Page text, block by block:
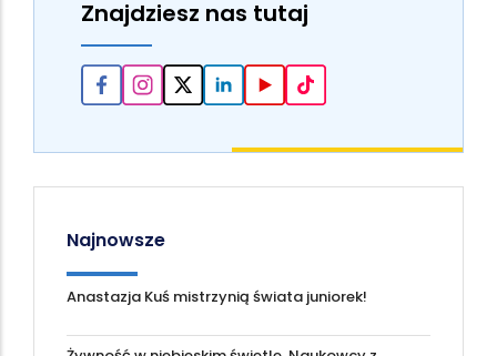
Znajdziesz nas tutaj
Najnowsze
Anastazja Kuś mistrzynią świata juniorek!